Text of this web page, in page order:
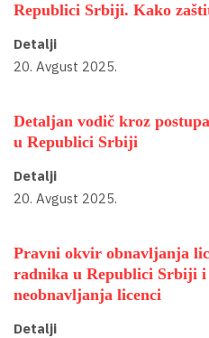
Republici Srbiji. Kako
Detalji
20. Avgust 2025.
Detaljan vodič kroz
u Republici Srbiji
Detalji
20. Avgust 2025.
Pravni okvir obnavljanja
radnika u Republici Srbiji i
neobnavljanja licenci
Detalji